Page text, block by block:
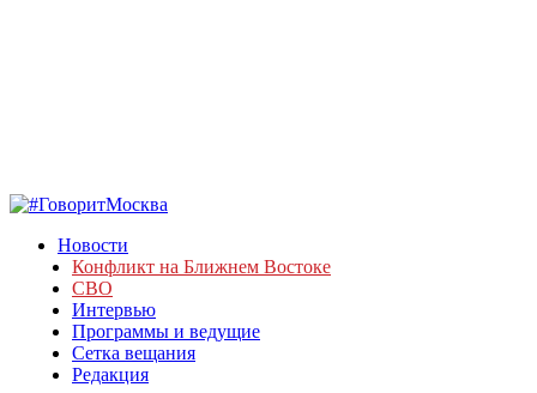
Новости
Конфликт на Ближнем Востоке
СВО
Интервью
Программы и ведущие
Сетка вещания
Редакция